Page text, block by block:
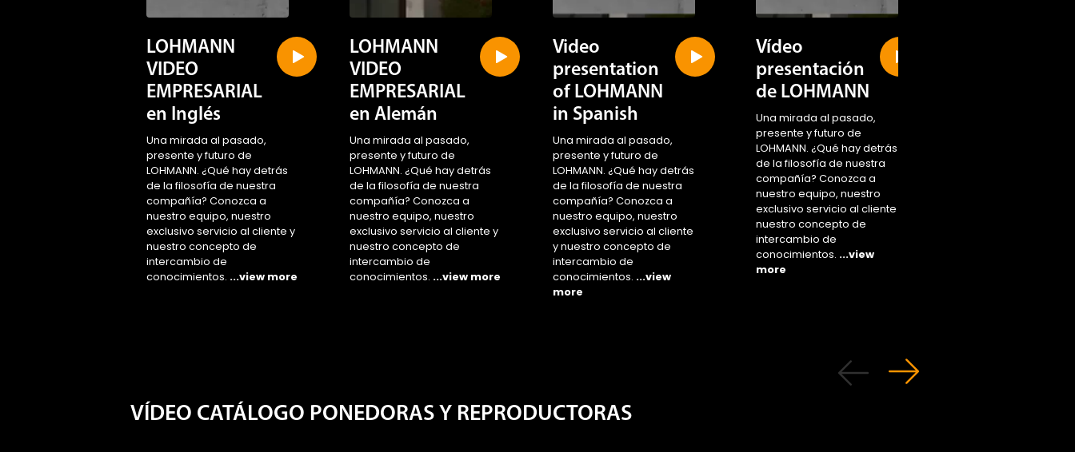
VIDEO
EMPRESARIAL
en Inglés
Una mirada al pasado,
presente y futuro de
LOHMANN. ¿Qué hay detrás
de la filosofía de nuestra
compañía? Conozca a
nuestro equipo, nuestro
exclusivo servicio al cliente y
nuestro concepto de
intercambio de
conocimientos.
VIDEO
EMPRESARIAL
en Alemán
Una mirada al pasado,
presente y futuro de
LOHMANN. ¿Qué hay detrás
de la filosofía de nuestra
compañía? Conozca a
nuestro equipo, nuestro
exclusivo servicio al cliente y
nuestro concepto de
intercambio de
conocimientos.
presentation
of LOHMANN
in Spanish
Una mirada al pasado,
presente y futuro de
LOHMANN. ¿Qué hay detrás
de la filosofía de nuestra
compañía? Conozca a
nuestro equipo, nuestro
exclusivo servicio al cliente
y nuestro concepto de
intercambio de
conocimientos.
more
presentación
de LOHMANN
Una mirada al pasado,
presente y futuro de
LOHMANN. ¿Qué hay detrás
de la filosofía de nuestra
compañía? Conozca a
nuestro equipo, nuestro
exclusivo servicio al cliente y
nuestro concepto de
intercambio de
conocimientos.
more
VÍDEO CATÁLOGO PONEDORAS Y REPRODUCTORAS